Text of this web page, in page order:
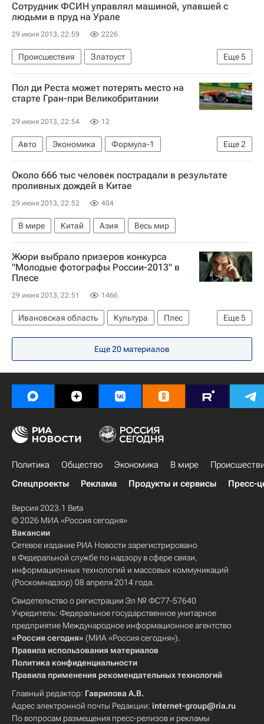
Центральный ФО
Весь мир
Управление ГИБДД по г. Москве
Сотрудник ФСИН управлял машиной, упавшей с
людьми в пруд на Урале
29 июня 2013, 22:59 2226
Еще5
Происшествия
Златоуст
Челябинская область
Весь мир
Европа
Уральский ФО
Россия
Пол ди Реста может потерять место на
старте Гран-при Великобритании
29 июня 2013, 22:54 12
Еще2
Авто Экономика
Формула-1
Пол ди Реста
Астон Мартин
Около 666 тыс человек пострадали в результате
проливных дождей в Китае
29 июня 2013, 22:52 404
В мире Китай Азия Весь мир
Жюри выбрало призеров конкурса
"Молодые фотографы России-2013" в
Плесе
29 июня 2013, 22:51 1466
Еще5
Ивановская область Культура
Плес
Центральный ФО
Весь мир
Европа
Приволжский район
Россия
Еще 20 материалов
Политика Общество Экономика В мире
Спецпроекты
Реклама Продукты и сервисы Пресс-
Версия 2023.1 Beta
© 2026 МИА «Россия сегодня»
Вакансии
Сетевое издание РИА Новости зарегистрировано
в Федеральной службе по надзору в сфере связи,
информационных технологий и массовых коммуникаций
(Роскомнадзор) 08 апреля 2014 года.
Свидетельство о регистрации Эл № ФС77-57640
Учредитель: Федеральное государственное унитарное
предприятие Международное информационное агентство
«Россия сегодня» (МИА «Россия сегодня»).
Правила использования материалов
Политика конфиденциальности
Правила применения рекомендательных технологий
Главный редактор: Гаврилова А.В.
Адрес электронной почты Редакции: internet-group@ria.ru
По вопросам размещения пресс-релизов и рекламы